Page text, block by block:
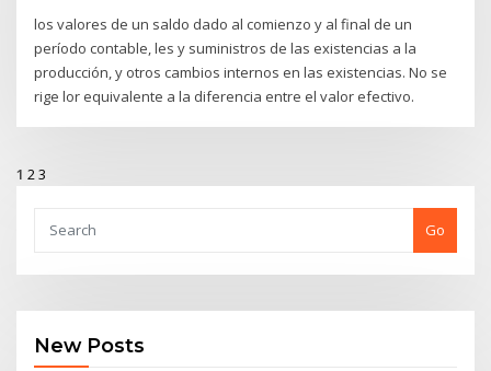
los valores de un saldo dado al comienzo y al final de un
período contable, les y suministros de las existencias a la
producción, y otros cambios internos en las existencias. No se
rige lor equivalente a la diferencia entre el valor efectivo.
1 23
Go
New Posts